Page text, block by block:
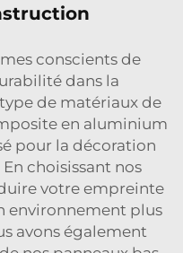
conscients de
dans la
de matériaux de
en aluminium
pour la décoration
choisissant nos
votre empreinte
environnement plus
avons également